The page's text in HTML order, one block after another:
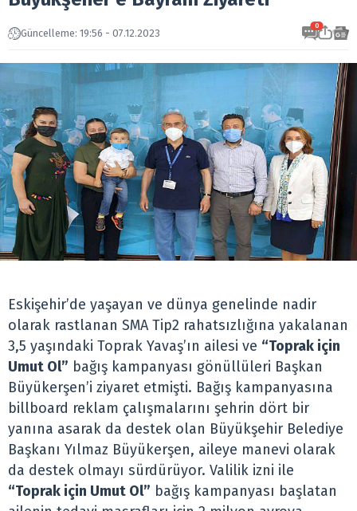
Güncelleme: 19:56 - 07.12.2023
0
Eskişehir’de yaşayan ve dünya genelinde nadir
olarak rastlanan SMA Tip2 rahatsızlığına yakalanan
3,5 yaşındaki Toprak Yavaş’ın ailesi ve “Toprak için
Umut Ol” bağış kampanyası gönüllüleri Başkan
Büyükerşen’i ziyaret etmişti. Bağış kampanyasına
billboard reklam çalışmalarını şehrin dört bir
yanına asarak da destek olan Büyükşehir Belediye
Başkanı Yılmaz Büyükerşen, aileye manevi olarak
da destek olmayı sürdürüyor. Valilik izni ile
“Toprak için Umut Ol” bağış kampanyası başlatan